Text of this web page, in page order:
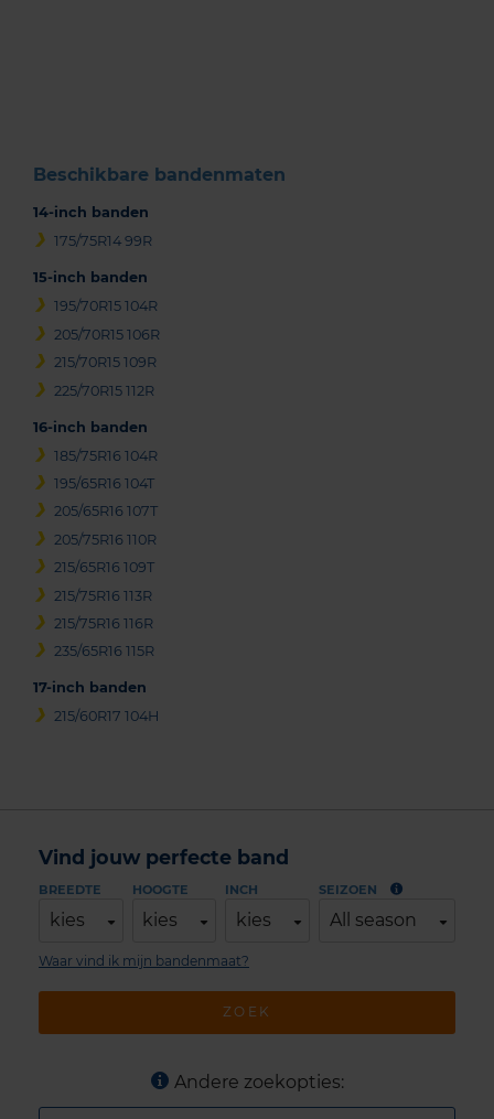
Beschikbare bandenmaten
14-inch banden
175/75R14 99R
15-inch banden
195/70R15 104R
205/70R15 106R
215/70R15 109R
225/70R15 112R
16-inch banden
185/75R16 104R
195/65R16 104T
205/65R16 107T
205/75R16 110R
215/65R16 109T
215/75R16 113R
215/75R16 116R
235/65R16 115R
17-inch banden
215/60R17 104H
Vind jouw perfecte band
BREEDTE
kies
HOOGTE
kies
INCH
kies
SEIZOEN
All season
ZOEK
Waar vind ik mijn bandenmaat?
Andere zoekopties: